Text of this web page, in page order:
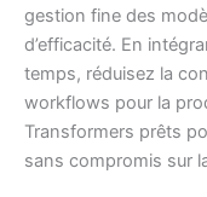
gestion fine des
d’efficacité. En
temps, réduisez la
workflows pour la
Transformers prêts
sans compromis sur